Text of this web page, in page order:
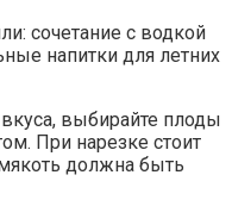
сочетание с водкой
напитки для летних
выбирайте плоды
При нарезке стоит
должна быть